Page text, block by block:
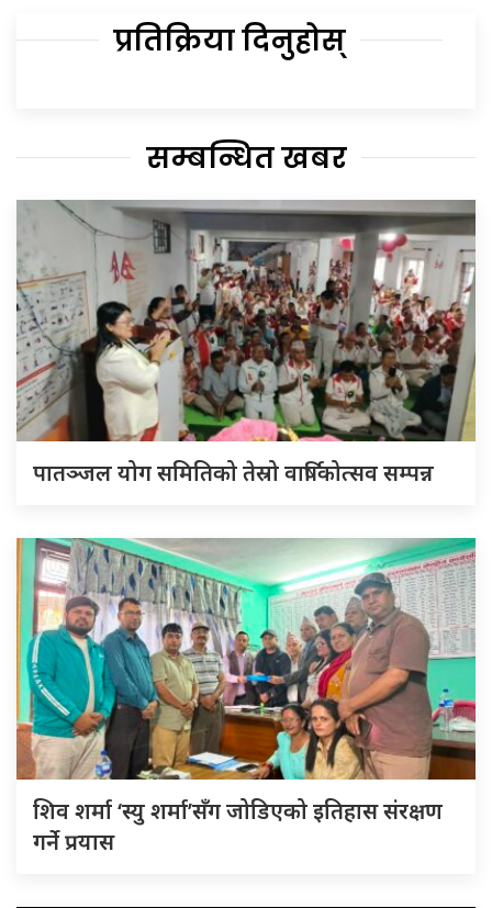
प्रतिक्रिया दिनुहोस्
सम्बन्धित खबर
पातञ्जल योग समितिको तेस्रो वार्षिकोत्सव सम्पन्न
शिव शर्मा ‘स्यु शर्मा’सँग जोडिएको इतिहास संरक्षण
गर्ने प्रयास